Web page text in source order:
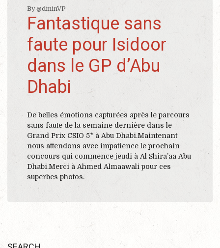
By @dminVP
Fantastique sans
faute pour Isidoor
dans le GP d’Abu
Dhabi
De belles émotions capturées après le parcours
sans faute de la semaine dernière dans le
Grand Prix CSIO 5* à Abu Dhabi.Maintenant
nous attendons avec impatience le prochain
concours qui commence jeudi à Al Shira’aa Abu
Dhabi.Merci à Ahmed Almaawali pour ces
superbes photos.